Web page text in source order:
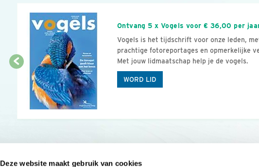
Deze website maakt gebruik van cookies
Ontvang 5 x Vogels voor € 36,00 per
Vogels is het tijdschrift voor onze leden,
prachtige fotoreportages en opmerkelijke
Met jouw lidmaatschap help je de vogels.
WORD LID